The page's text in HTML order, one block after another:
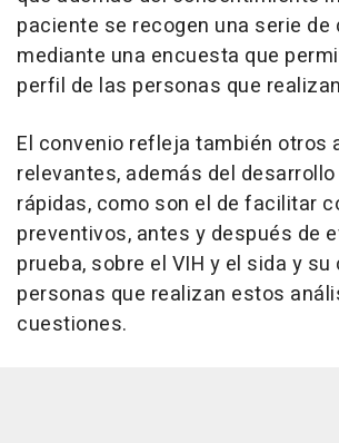
paciente se recogen una serie de
mediante una encuesta que
perfil de las personas que
El convenio refleja también otros
relevantes, además del
rápidas, como son el de facilitar
preventivos, antes y después de
prueba, sobre el VIH y el sida y
personas que realizan estos
cuestiones.